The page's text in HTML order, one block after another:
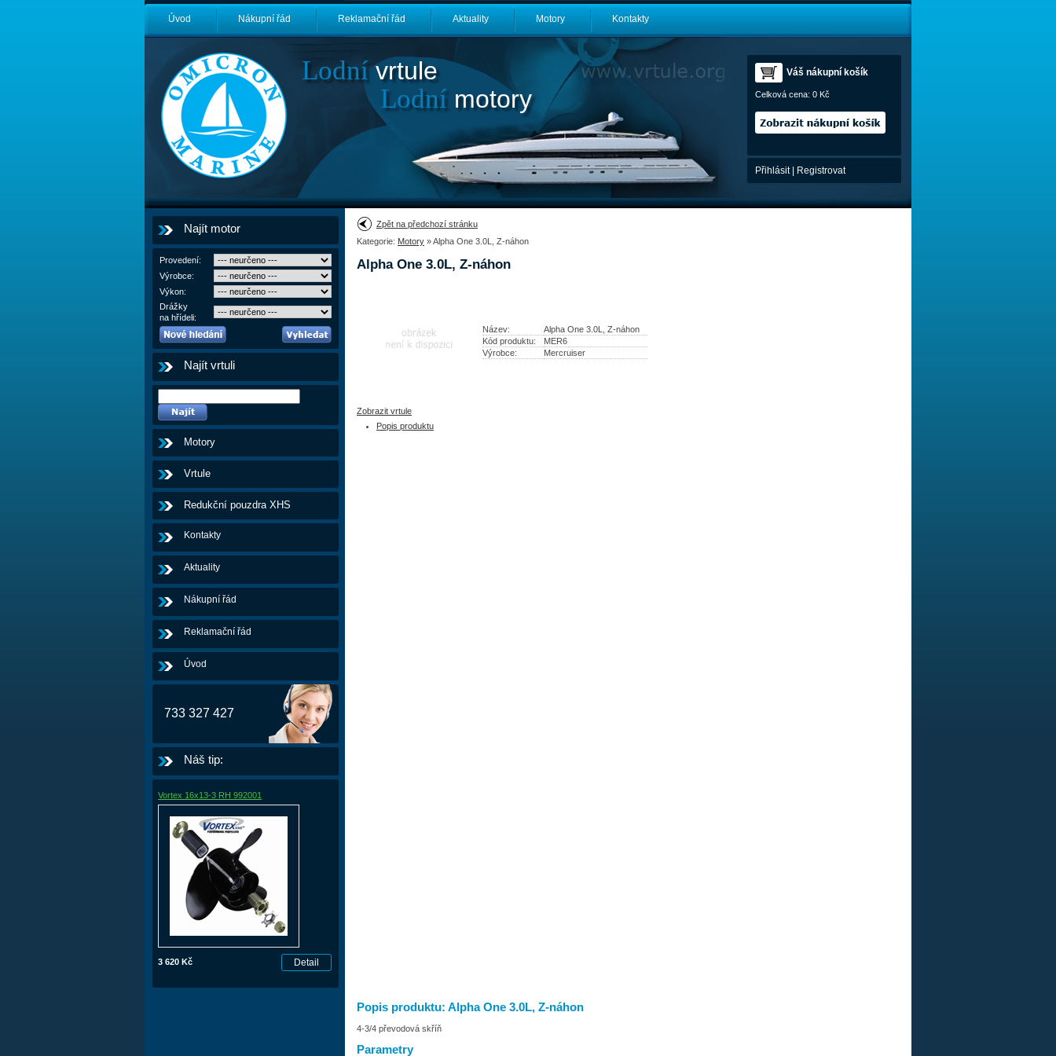
Úvod Nákupní řád Reklamační řád Aktuality Motory Kontakty
Lodnívrtule
Lodnímotory
Váš nákupní košík
Celková cena: 0 Kč
Přihlásit| Registrovat
Najít motor
Provedení:
Výrobce:
Výkon:
Drážky
na hřídeli:
Najít vrtuli
Motory
Vrtule
Redukční pouzdra XHS
Kontakty
Aktuality
Nákupní řád
Reklamační řád
Úvod
733 327 427
Náš tip:
Vortex 16x13-3 RH 992001
3 620 Kč
Zpět na předchozí stránku
Kategorie: Motory » Alpha One 3.0L, Z-náhon
Alpha One 3.0L, Z-náhon
Název:
Alpha One 3.0L, Z-náhon
Kód produktu:
MER6
Výrobce:
Mercruiser
Zobrazit vrtule
Popis produktu
Popis produktu: Alpha One 3.0L, Z-náhon
4-3/4 převodová skříň
Parametry